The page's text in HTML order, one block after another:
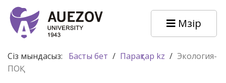
Мәзір
Сіз мындасыз: Басты бет / Парақтар kz / Экология-
ПОҚ